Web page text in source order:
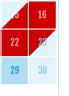
15 16
22 23
29 30